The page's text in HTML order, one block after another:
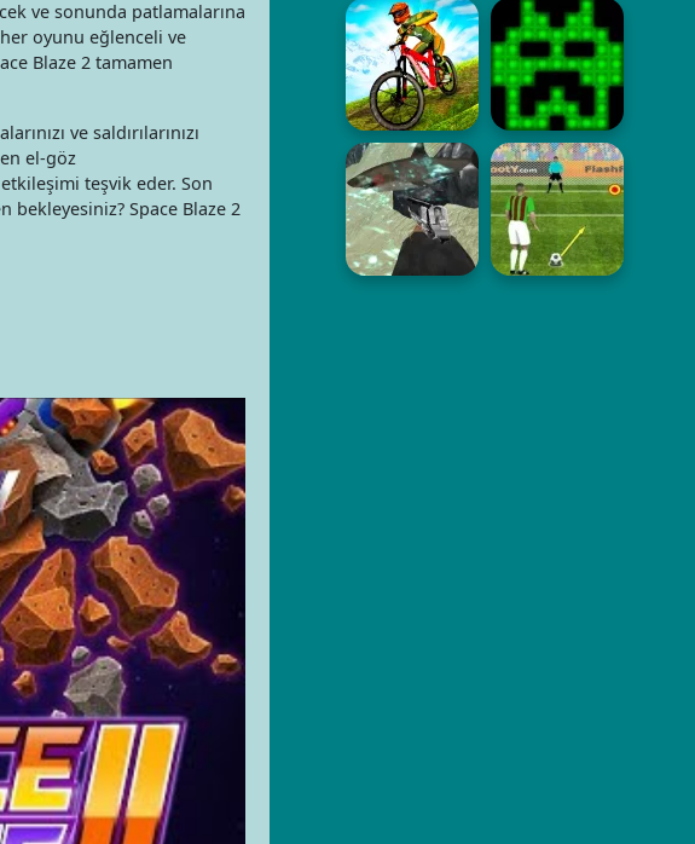
ve sonunda patlamalarına
oyunu eğlenceli ve
Blaze 2 tamamen
ve saldırılarınızı
el-göz
teşvik eder. Son
bekleyesiniz? Space Blaze 2